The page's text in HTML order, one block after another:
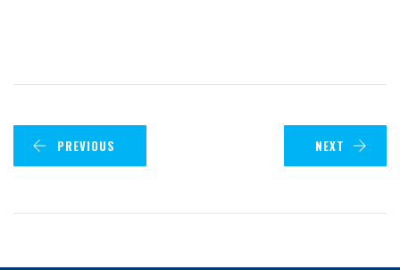
PREVIOUS NEXT